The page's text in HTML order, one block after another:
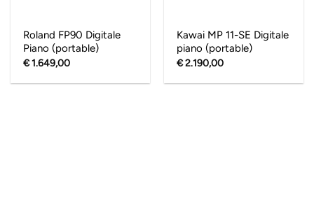
Roland FP90 Digitale
Piano (portable)
€1.649,00
Kawai MP 11-SE Digitale
piano (portable)
€2.190,00